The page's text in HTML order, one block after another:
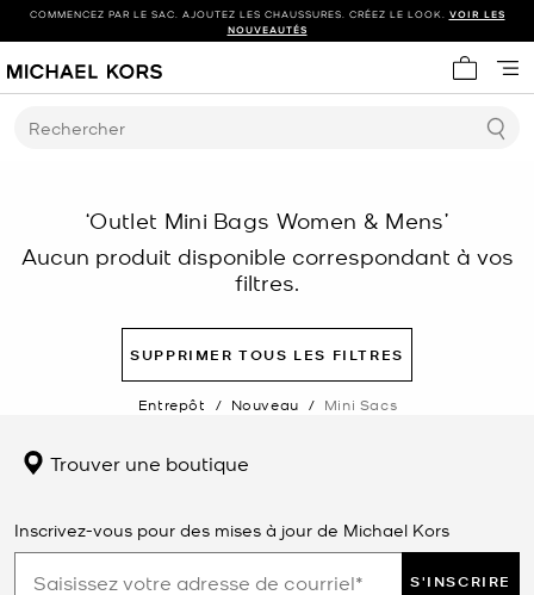
COMMENCEZ PAR LE SAC. AJOUTEZ LES CHAUSSURES. CRÉEZ LE LOOK. VOIR LES
NOUVEAUTÉS
Mon
Rechercher
‘Outlet Mini Bags Women & Mens’
Aucun produit disponible correspondant à vos
filtres.
SUPPRIMER TOUS LES FILTRES
Entrepôt / Nouveau / Mini Sacs
Trouver une boutique
Inscrivez-vous pour des mises à jour de Michael Kors
S'INSCRIRE